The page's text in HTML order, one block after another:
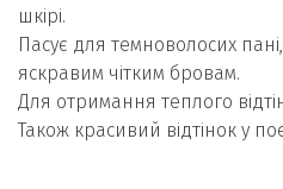
шкірі.
Пасує для темноволосих
яскравим чітким бровам.
Для отримання теплого
Також красивий відтінок у